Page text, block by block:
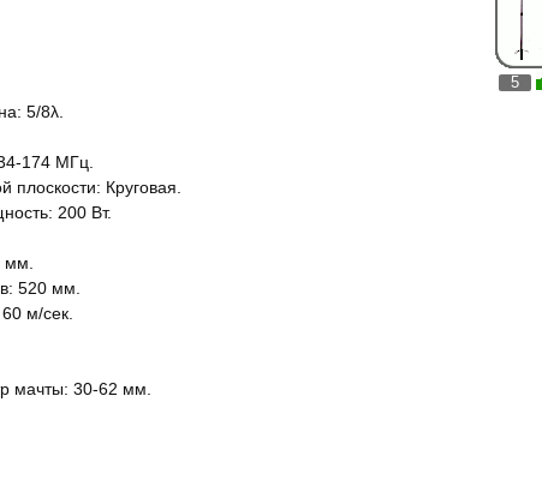
5/8λ.
174 МГц.
плоскости: Круговая.
200 Вт.
мм.
520 мм.
60 м/сек.
мачты: 30-62 мм.
5